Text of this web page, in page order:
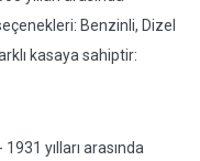
Benzinli, Dizel
kasaya sahiptir:
yılları arasında